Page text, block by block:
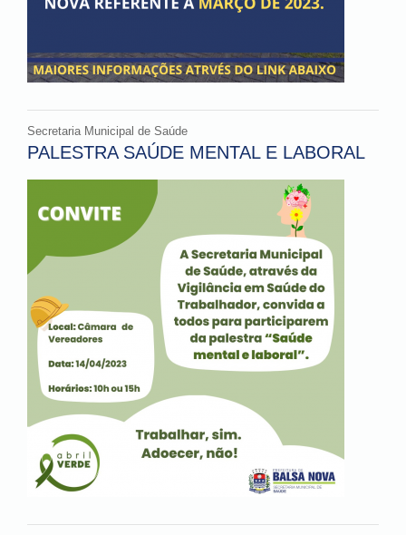
Secretaria Municipal de Saúde
PALESTRA SAÚDE MENTAL E LABORAL